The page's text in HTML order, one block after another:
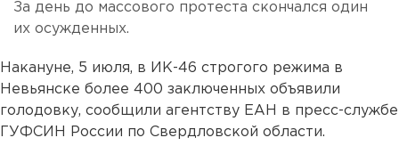
За день до массового протеста скончался один
их осужденных.
Накануне, 5 июля, в ИК-46 строгого режима в
Невьянске более 400 заключенных объявили
голодовку, сообщили агентству ЕАН в пресс-службе
ГУФСИН России по Свердловской области.